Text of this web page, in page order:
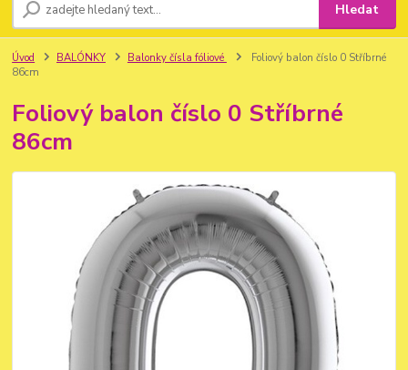
Hledat
Úvod BALÓNKY Balonky čísla fóliové
Foliový balon číslo 0 Stříbrné
86cm
Foliový balon číslo 0 Stříbrné
86cm